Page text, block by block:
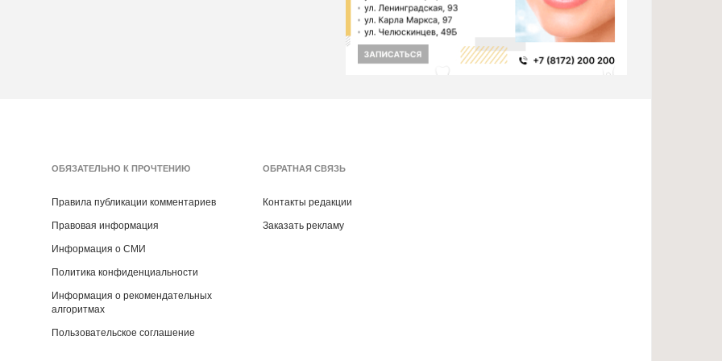
ОБЯЗАТЕЛЬНО К ПРОЧТЕНИЮ
Правила публикации комментариев
Правовая информация
Информация о СМИ
Политика конфиденциальности
Информация о рекомендательных
алгоритмах
Пользовательское соглашение
ОБРАТНАЯ СВЯЗЬ
Контакты редакции
Заказать рекламу